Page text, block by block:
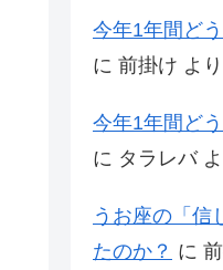
今年1年間ど
に 前掛け より
今年1年間ど
に タラレバよ
うお座の「信
たのか？ に